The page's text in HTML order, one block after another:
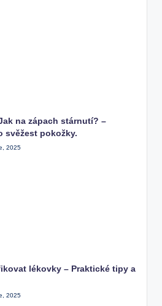
na zápach stárnutí? –
svěžest pokožky.
2025
lékovky – Praktické tipy a
2025